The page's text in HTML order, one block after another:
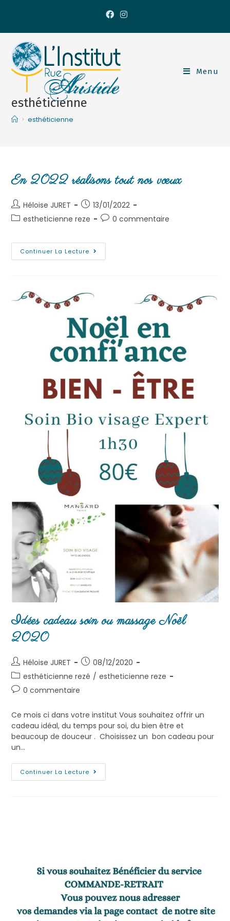
Menu
esthéticienne
> esthéticienne
En 2022 réalisons tout nos vœux
Héloise JURET
13/01/2022
estheticienne reze
0 commentaire
Continuer La Lecture
Idées cadeau soin ou massage Noël
2020
Héloise JURET
08/12/2020
esthéticienne rezé / estheticienne reze
0 commentaire
Ce mois ci dans votre institut Vous souhaitez offrir un
cadeau idéal, du temps pour soi, du bien être et
beaucoup de douceur . Choisissez un bon cadeau pour
un…
Continuer La Lecture